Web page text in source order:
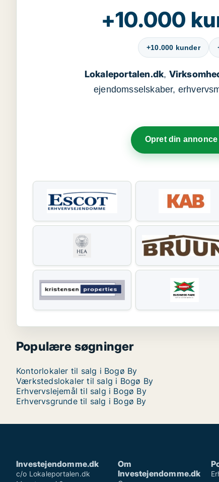
+10.000
+10.000 kunder
Lokaleportalen.dk,
ejendomsselskaber,
Opret din annonce
Populære søgninger
Kontorlokaler til salg i Bogø By
Værkstedslokaler til salg i Bogø By
Erhvervslejemål til salg i Bogø By
Erhvervsgrunde til salg i Bogø By
Investejendomme.dk
c/o Lokaleportalen.dk
Om
Investejendomme.dk